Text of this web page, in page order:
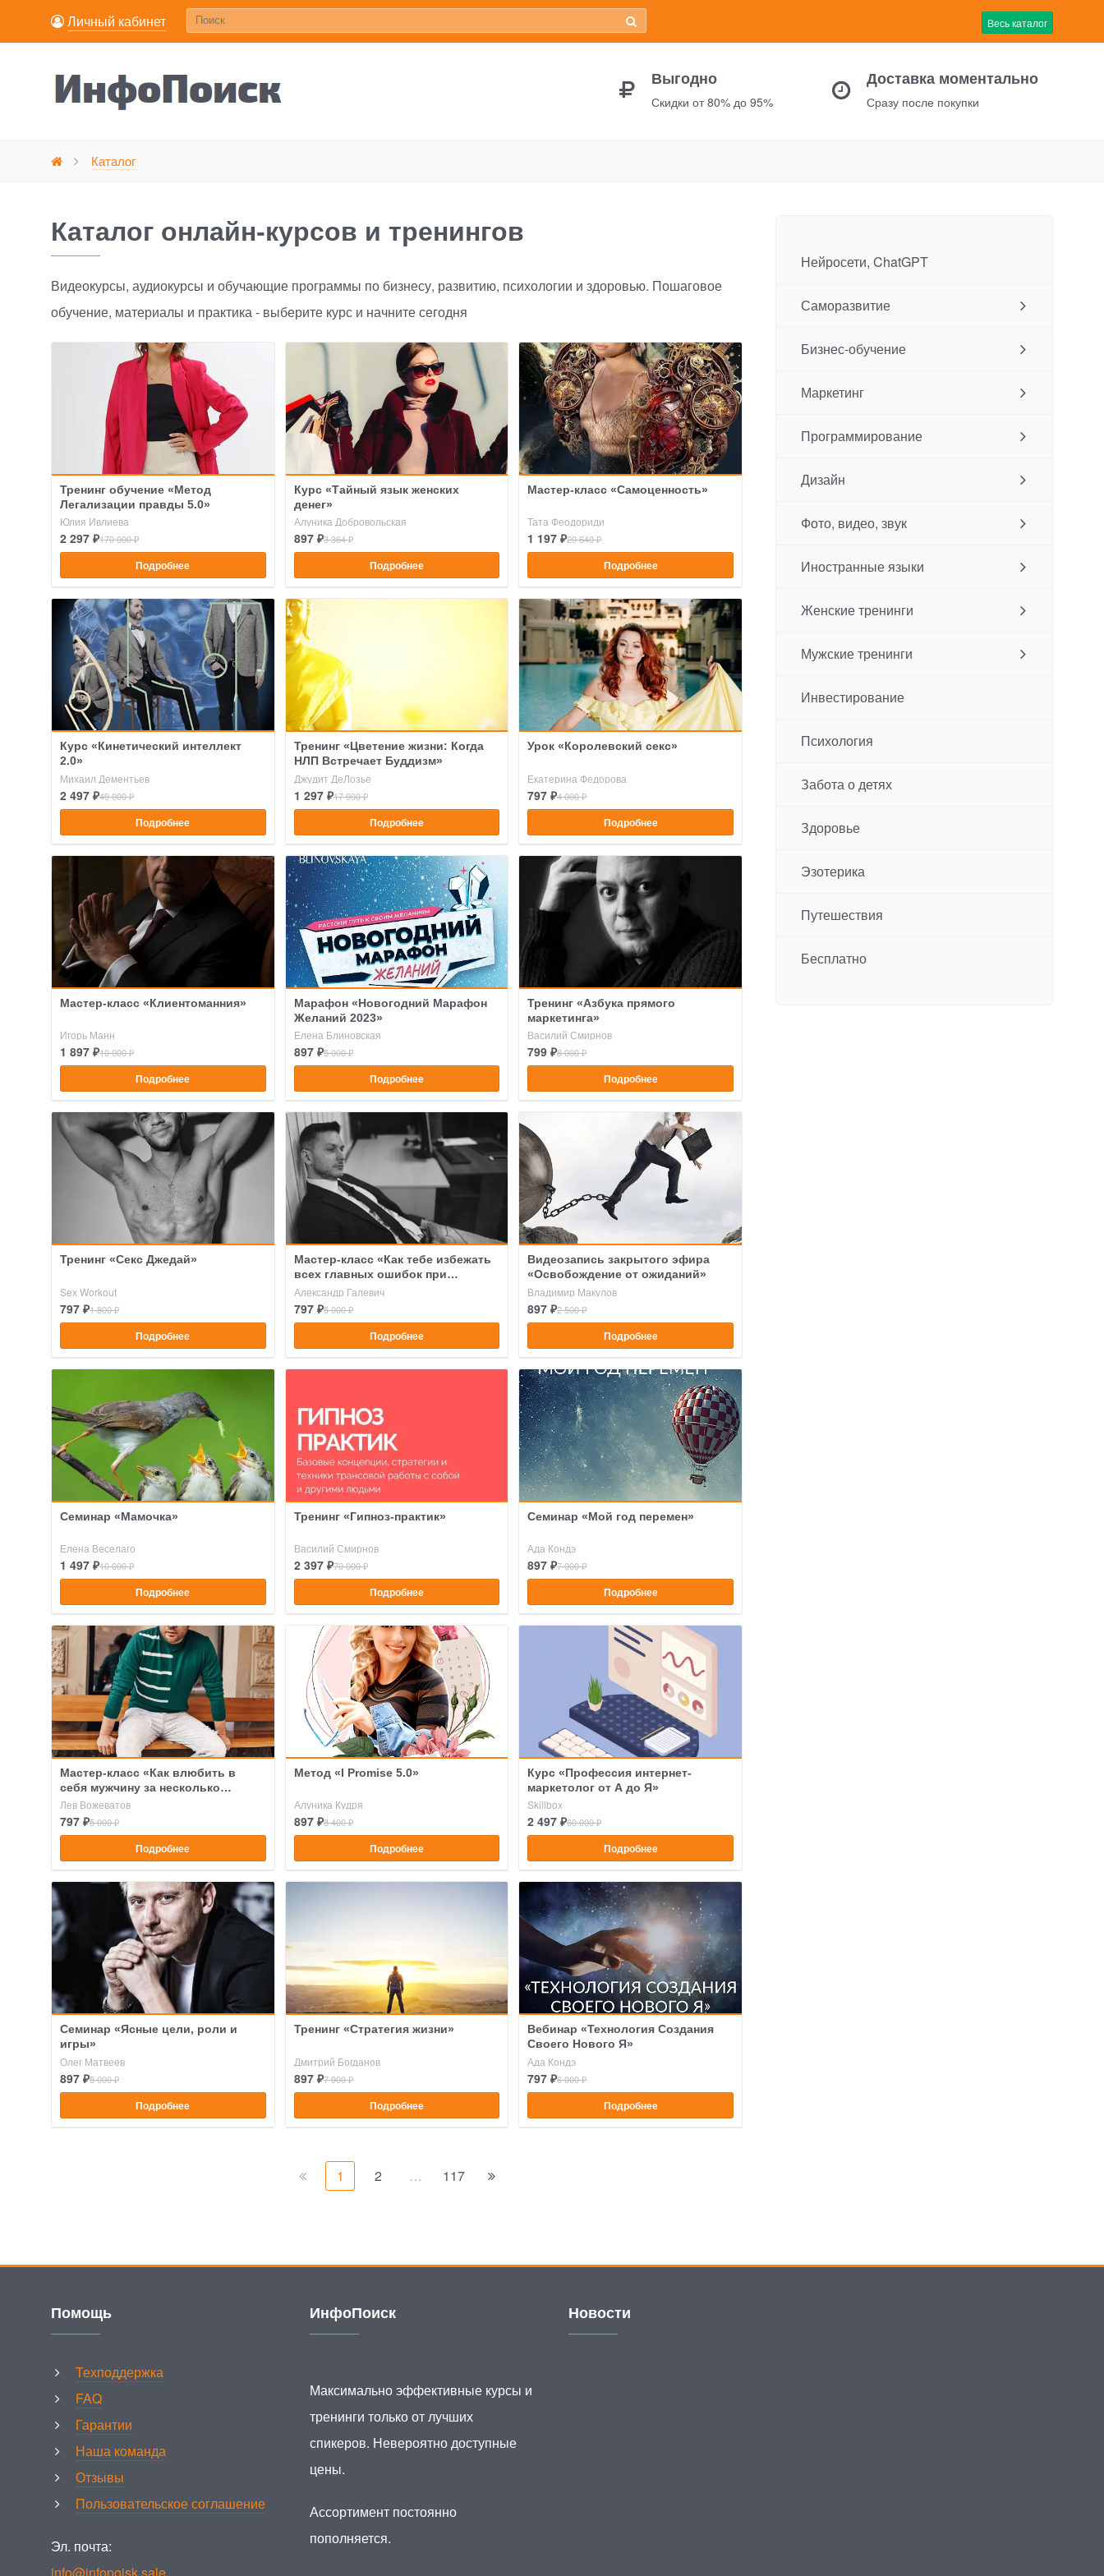
Личный кабинет Весь каталог
Выгодно
Скидки от 80% до 95%
Доставка моментально
Сразу после покупки
Каталог
Каталог онлайн-курсов и тренингов
Видеокурсы, аудиокурсы и обучающие программы по бизнесу, развитию, психологии и здоровью. Пошаговое
обучение, материалы и практика - выберите курс и начните сегодня
Тренинг обучение «Метод
Легализации правды 5.0»
Юлия Ивлиева
2 297 ₽170 000 ₽
Подробнее
Курс «Тайный язык женских
денег»
Алуника Добровольская
897 ₽3 364 ₽
Подробнее
Мастер-класс «Самоценность»
Тата Феодориди
1 197 ₽20 640 ₽
Подробнее
Курс «Кинетический интеллект
2.0»
Михаил Дементьев
2 497 ₽49 000 ₽
Подробнее
Тренинг «Цветение жизни: Когда
НЛП Встречает Буддизм»
Джудит ДеЛозье
1 297 ₽17 900 ₽
Подробнее
Урок «Королевский секс»
Екатерина Федорова
797 ₽4 000 ₽
Подробнее
Мастер-класс «Клиентоманния»
Игорь Манн
1 897 ₽10 000 ₽
Подробнее
Марафон «Новогодний Марафон
Желаний 2023»
Елена Блиновская
897 ₽5 000 ₽
Подробнее
Тренинг «Азбука прямого
маркетинга»
Василий Смирнов
799 ₽8 000 ₽
Подробнее
Тренинг «Секс Джедай»
Sex Workout
797 ₽1 800 ₽
Подробнее
Мастер-класс «Как тебе избежать
всех главных ошибок при
расставании»
Александр Галевич
797 ₽5 000 ₽
Подробнее
Видеозапись закрытого эфира
«Освобождение от ожиданий»
Владимир Макулов
897 ₽2 500 ₽
Подробнее
Семинар «Мамочка»
Елена Веселаго
1 497 ₽10 000 ₽
Подробнее
Тренинг «Гипноз-практик»
Василий Смирнов
2 397 ₽70 000 ₽
Подробнее
Семинар «Мой год перемен»
Ада Кондэ
897 ₽7 000 ₽
Подробнее
Мастер-класс «Как влюбить в
себя мужчину за несколько
свиданий?»
Лев Вожеватов
797 ₽5 000 ₽
Подробнее
Метод «I Promise 5.0»
Алуника Кудря
897 ₽8 400 ₽
Подробнее
Курс «Профессия интернет-
маркетолог от А до Я»
Skillbox
2 497 ₽60 000 ₽
Подробнее
Семинар «Ясные цели, роли и
игры»
Олег Матвеев
897 ₽5 000 ₽
Подробнее
Тренинг «Стратегия жизни»
Дмитрий Богданов
897 ₽7 900 ₽
Подробнее
Вебинар «Технология Создания
Своего Нового Я»
Ада Кондэ
797 ₽6 000 ₽
Подробнее
1 2 … 117
Нейросети, ChatGPT
Саморазвитие
Бизнес-обучение
Маркетинг
Программирование
Дизайн
Фото, видео, звук
Иностранные языки
Женские тренинги
Мужские тренинги
Инвестирование
Психология
Забота о детях
Здоровье
Эзотерика
Путешествия
Бесплатно
Помощь
Техподдержка
FAQ
Гарантии
Наша команда
Отзывы
Пользовательское соглашение
Эл. почта:
ИнфоПоиск
Максимально эффективные курсы и
тренинги только от лучших
спикеров. Невероятно доступные
цены.
Ассортимент постоянно
пополняется.
Новости